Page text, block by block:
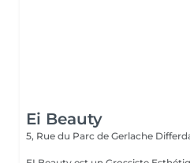
Ei Beauty
5, Rue du Parc de Gerlache